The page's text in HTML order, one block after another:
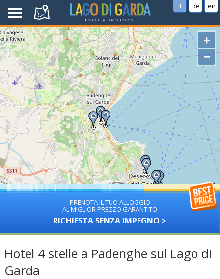
it de en
+
−
PRENOTA IL TUO ALLOGGIO
AL MIGLIOR PREZZO GARANTITO
RICHIESTA SENZA IMPEGNO >
Hotel 4 stelle a Padenghe sul Lago di
Garda